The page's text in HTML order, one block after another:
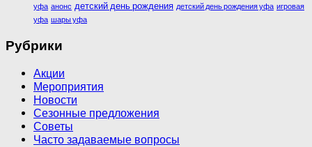
уфа анонс детский день рождения детский день рождения уфа игровая
уфа шары уфа
Рубрики
Акции
Мероприятия
Новости
Сезонные предложения
Советы
Часто задаваемые вопросы